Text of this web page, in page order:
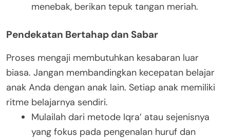
menebak, berikan tepuk tangan meriah.
Pendekatan Bertahap dan Sabar
Proses mengaji membutuhkan kesabaran luar
biasa. Jangan membandingkan kecepatan belajar
anak Anda dengan anak lain. Setiap anak memiliki
ritme belajarnya sendiri.
Mulailah dari metode Iqra’ atau sejenisnya
yang fokus pada pengenalan huruf dan